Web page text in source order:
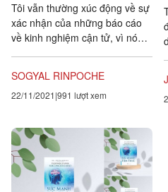
Tôi vẫn thường xúc động về sự
xác nhận của những báo cáo
về kinh nghiệm cận tử, vì nó
SOGYAL RINPOCHE
22/11/2021 991 lượt xem